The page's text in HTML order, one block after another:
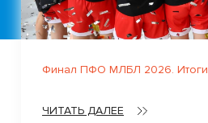
Финал ПФО МЛБЛ 2026. Итоги
ЧИТАТЬ ДАЛЕЕ